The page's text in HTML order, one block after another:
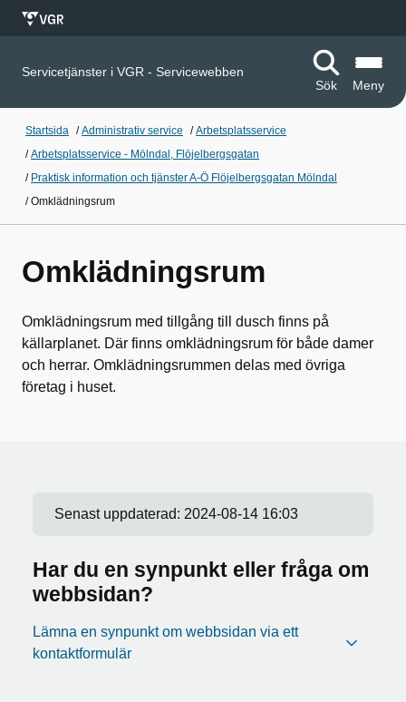
Servicetjänster i VGR - Servicewebben
Sök
Meny
Startsida /Administrativ service /Arbetsplatsservice
/Arbetsplatsservice - Mölndal, Flöjelbergsgatan
/ Praktisk information och tjänster A-Ö Flöjelbergsgatan Mölndal
/Omklädningsrum
Omklädningsrum
Omklädningsrum med tillgång till dusch finns på
källarplanet. Där finns omklädningsrum för både damer
och herrar. Omklädningsrummen delas med övriga
företag i huset.
Senast uppdaterad: 2024-08-14 16:03
Har du en synpunkt eller fråga om
webbsidan?
Lämna en synpunkt om webbsidan via ett
kontaktformulär